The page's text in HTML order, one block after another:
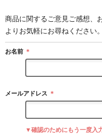
商品に関するご意見ご感想、
よりお気軽にお尋ねください。
お名前 ＊
メールアドレス ＊
▼確認のためにもう一度入